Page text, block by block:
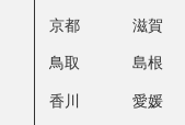
京都 滋賀
鳥取 島根
香川 愛媛